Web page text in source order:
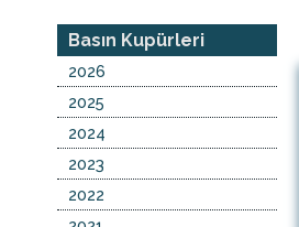
Basın Kupürleri
2026
2025
2024
2023
2022